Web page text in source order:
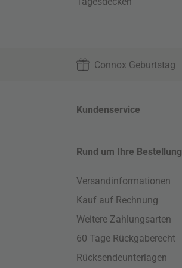
Connox Geburtstag
Kundenservice
Rund um Ihre Bestellung
Versandinformationen
Kauf auf Rechnung
Weitere Zahlungsarten
60 Tage Rückgaberecht
Rücksendeunterlagen